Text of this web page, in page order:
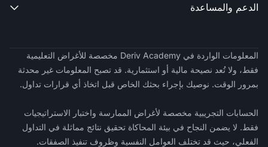
الدعم والمساعدة 
المعلومات الواردة في Deriv Academy مخصصة للأغراض التعليمية
فقط، ولا تُعد نصيحة مالية أو استثمارية. قد تصبح المعلومات غير محدثة
بمرور الوقت. نوصيك بإجراء بحثك الخاص قبل اتخاذ أي قرارات تداول.
الحسابات التجريبية مخصصة لأغراض الممارسة واختبار الاستراتيجيات
فقط. لا يضمن النجاح في بيئة المحاكاة تحقيق نتائج مماثلة في التداول
الفعلي، حيث قد تختلف العوامل النفسية وظروف تنفيذ الصفقات.